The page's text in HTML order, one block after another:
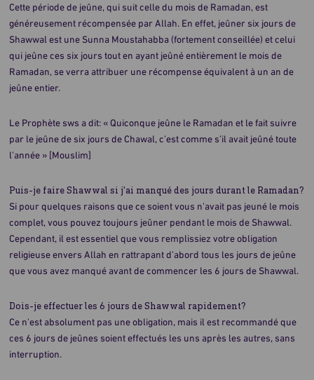
Cette période de jeûne, qui suit celle du mois de Ramadan, est
généreusement récompensée par Allah. En effet, jeûner six jours de
Shawwal est une Sunna Moustahabba (fortement conseillée) et celui
qui jeûne ces six jours tout en ayant jeûné entièrement le mois de
Ramadan, se verra attribuer une récompense équivalent à un an de
jeûne entier.
Le Prophète sws a dit: « Quiconque jeûne le Ramadan et le fait suivre
par le jeûne de six jours de Chawal, c’est comme s’il avait jeûné toute
l’année » [Mouslim]
Puis-je faire Shawwal si j'ai manqué des jours durant le Ramadan?
Si pour quelques raisons que ce soient vous n’avait pas jeuné le mois
complet, vous pouvez toujours jeûner pendant le mois de Shawwal.
Cependant, il est essentiel que vous remplissiez votre obligation
religieuse envers Allah en rattrapant d’abord tous les jours de jeûne
que vous avez manqué avant de commencer les 6 jours de Shawwal.
Dois-je effectuer les 6 jours de Shawwal rapidement?
Ce n'est absolument pas une obligation, mais il est recommandé que
ces 6 jours de jeûnes soient effectués les uns après les autres, sans
interruption.